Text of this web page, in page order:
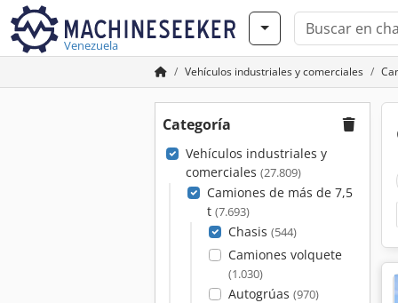
Venezuela
Vehículos industriales y comerciales
Categoría
Vehículos industriales y
comerciales (27.809)
Camiones de más de 7,5
t (7.693)
Chasis (544)
Camiones volquete
(1.030)
Autogrúas (970)